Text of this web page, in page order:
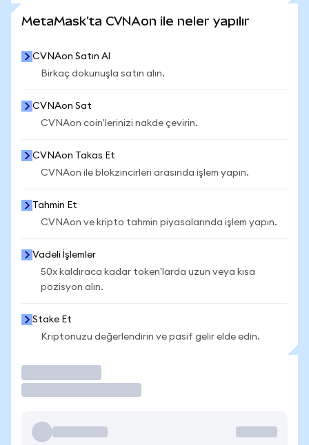
MetaMask'ta CVNAon ile neler yapılır
CVNAon Satın Al
Birkaç dokunuşla satın alın.
CVNAon Sat
CVNAon coin'lerinizi nakde çevirin.
CVNAon Takas Et
CVNAon ile blokzincirleri arasında işlem yapın.
Tahmin Et
CVNAon ve kripto tahmin piyasalarında işlem yapın.
Vadeli İşlemler
50x kaldıraca kadar token'larda uzun veya kısa
pozisyon alın.
Stake Et
Kriptonuzu değerlendirin ve pasif gelir elde edin.